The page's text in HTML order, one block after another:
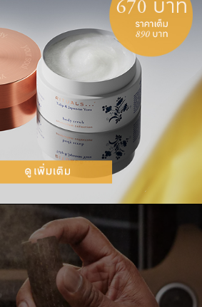
ละฉีดพ่นเป็นวงกลม เพื่อกระจาย
งคุณ วางขวดและเก็บขวดให้ตั้ง
มแบบไม้ มีวางจำหน่ายแยกต่าง
สามารถนำมาใช้ซ้ำได้